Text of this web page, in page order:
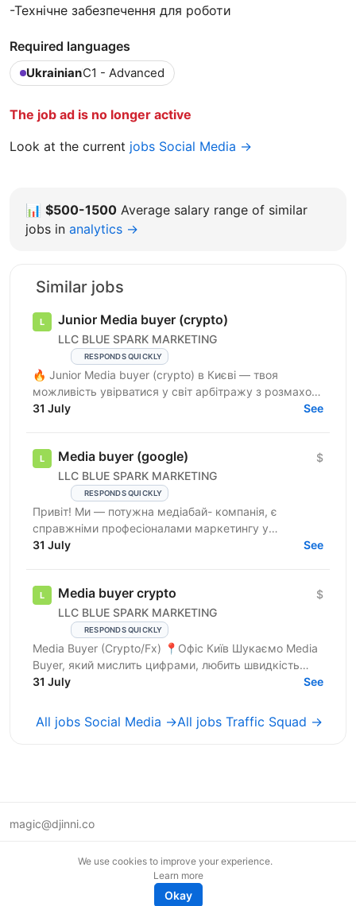
-Технічне забезпечення для роботи
Required languages
UkrainianC1 - Advanced
The job ad is no longer active
Look at the current jobs Social Media →
📊 $500-1500 Average salary range of similar
jobs in analytics →
Similar jobs
Junior Media buyer (crypto)
LLC BLUE SPARK MARKETING
RESPONDS QUICKLY
🔥 Junior Media buyer (crypto) в Києві — твоя
можливість увірватися у світ арбітражу з розмахом!
🔥 Що в нас є? 📍 Офіс у Києві — стильний і
31 July See
Media buyer (google)
LLC BLUE SPARK MARKETING
RESPONDS QUICKLY
$
Привіт! Ми — потужна медіабай- компанія, є
справжніми професіоналами маркетингу у
вертикалі Crypto. У нас відкрита вакансія media
31 July See
Media buyer crypto
LLC BLUE SPARK MARKETING
RESPONDS QUICKLY
$
Media Buyer (Crypto/Fx) 📍Офіс Київ Шукаємо Media
Buyer, який мислить цифрами, любить швидкість
результату та хоче заробляти, а не
31 July See
All jobs Social Media →All jobs Traffic Squad →
magic@djinni.co
We use cookies to improve your experience.
Learn more
Okay